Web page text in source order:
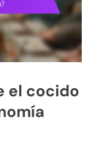
el cocido